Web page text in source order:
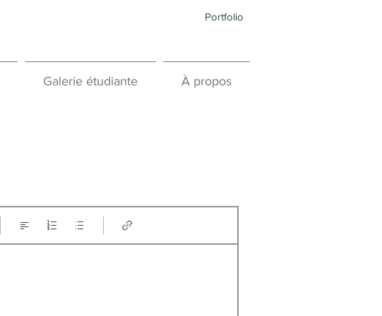
Portfolio
Galerie étudiante À propos